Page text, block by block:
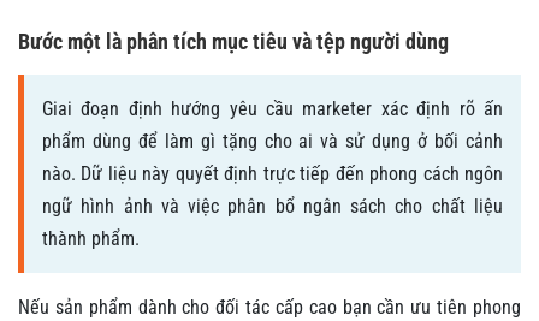
Bước một là phân tích mục tiêu và tệp người dùng
Giai đoạn định hướng yêu cầu marketer xác định rõ ấn
phẩm dùng để làm gì tặng cho ai và sử dụng ở bối cảnh
nào. Dữ liệu này quyết định trực tiếp đến phong cách ngôn
ngữ hình ảnh và việc phân bổ ngân sách cho chất liệu
thành phẩm.
Nếu sản phẩm dành cho đối tác cấp cao bạn cần ưu tiên phong